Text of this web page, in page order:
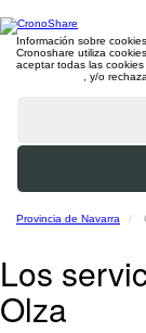
Información sobre cookies
Cronoshare utiliza
aceptar todas las cookies
, y/o
Provincia de Navarra
Los
Olza